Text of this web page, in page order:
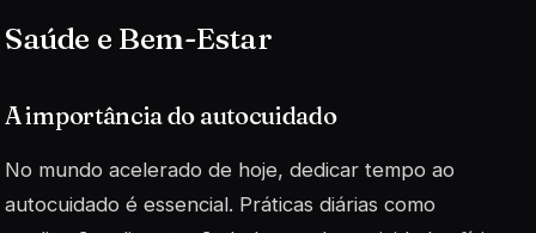
Saúde e Bem-Estar
A importância do autocuidado
No mundo acelerado de hoje, dedicar tempo ao
autocuidado é essencial. Práticas diárias como